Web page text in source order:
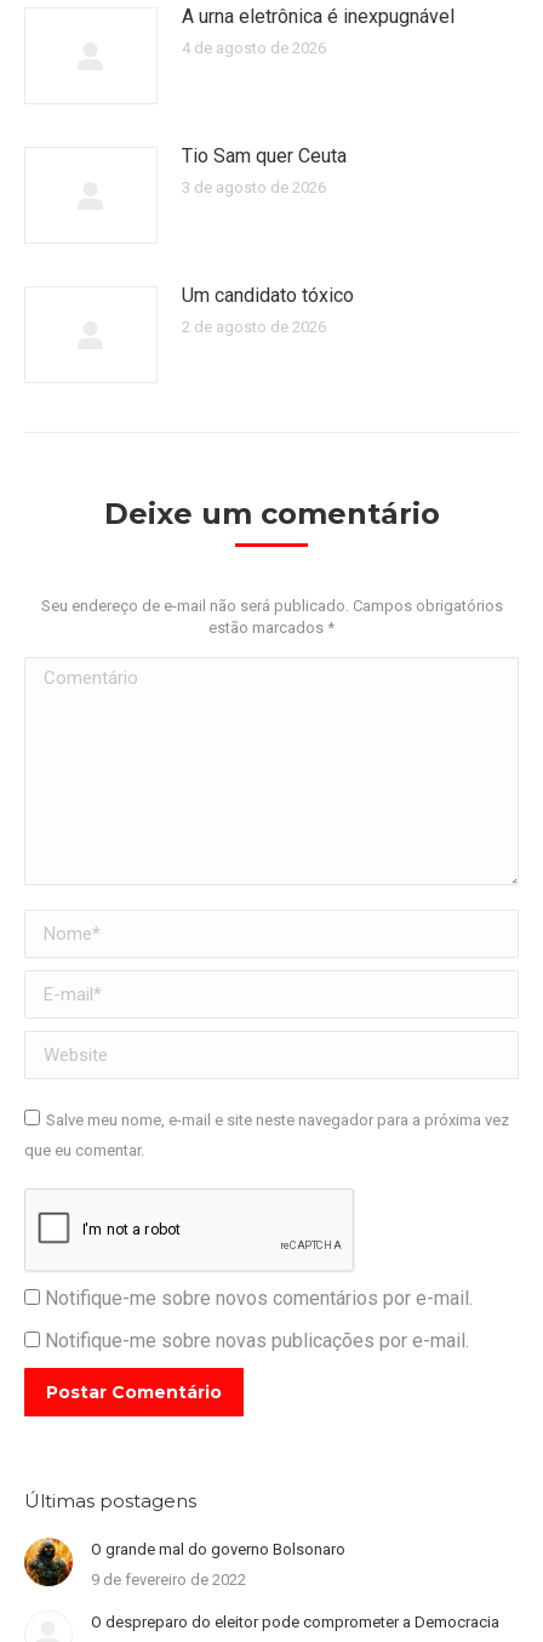
A urna eletrônica é inexpugnável
4 de agosto de 2026
Tio Sam quer Ceuta
3 de agosto de 2026
Um candidato tóxico
2 de agosto de 2026
Deixe um comentário
Seu endereço de e-mail não será publicado. Campos obrigatórios
estão marcados *
Comentário
Nome *
E-mail *
Website
Salve meu nome, e-mail e site neste navegador para a próxima vez
que eu comentar.
Notifique-me sobre novos comentários por e-mail.
Notifique-me sobre novas publicações por e-mail.
Postar Comentário
Últimas postagens
O grande mal do governo Bolsonaro
9 de fevereiro de 2022
O despreparo do eleitor pode comprometer a Democracia